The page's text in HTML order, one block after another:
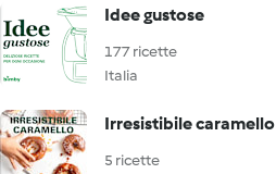
Idee gustose
177 ricette
Italia
Irresistibile caramello
5 ricette